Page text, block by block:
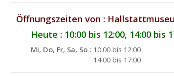
Öffnungszeiten von :
Heute : 10:00 bis 12:00, 14:00 bis
Mi, Do, Fr, Sa, So : 10:00 bis 12:00
14:00 bis 17:00